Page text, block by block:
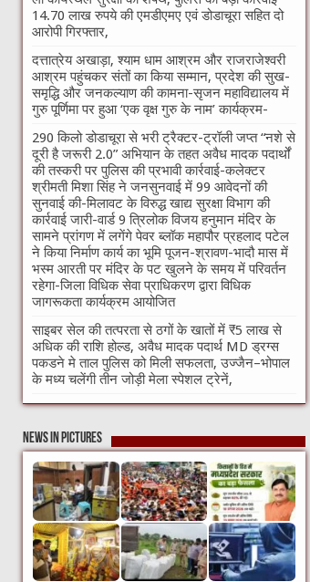
14.70 लाख रुपये की एमडीएमए एवं डोडाचूरा सहित दो
आरोपी गिरफ्तार,
दत्तात्रेय अखाड़ा, श्याम धाम आश्रम और राजराजेश्वरी
आश्रम पहुंचकर संतों का किया सम्मान, प्रदेश की सुख-
समृद्धि और जनकल्याण की कामना-सृजन महाविद्यालय में
गुरु पूर्णिमा पर हुआ ‘एक वृक्ष गुरु के नाम’ कार्यक्रम-
290 किलो डोडाचूरा से भरी ट्रैक्टर-ट्रॉली जप्त “नशे से
दूरी है जरूरी 2.0” अभियान के तहत अवैध मादक पदार्थों
की तस्करी पर पुलिस की प्रभावी कार्रवाई-कलेक्टर
श्रीमती मिशा सिंह ने जनसुनवाई में 99 आवेदनों की
सुनवाई की-मिलावट के विरुद्ध खाद्य सुरक्षा विभाग की
कार्रवाई जारी-वार्ड 9 त्रिलोक विजय हनुमान मंदिर के
सामने प्रांगण में लगेंगे पेवर ब्लॉक महापौर प्रहलाद पटेल
ने किया निर्माण कार्य का भूमि पूजन-श्रावण-भादौ मास में
भस्म आरती पर मंदिर के पट खुलने के समय में परिवर्तन
रहेगा-जिला विधिक सेवा प्राधिकरण द्वारा विधिक
जागरूकता कार्यक्रम आयोजित
साइबर सेल की तत्परता से ठगों के खातों में ₹5 लाख से
अधिक की राशि होल्ड, अवैध मादक पदार्थ MD ड्रग्स
पकडने मे ताल पुलिस को मिली सफलता, उज्जैन–भोपाल
के मध्य चलेंगी तीन जोड़ी मेला स्पेशल ट्रेनें,
News in Pictures